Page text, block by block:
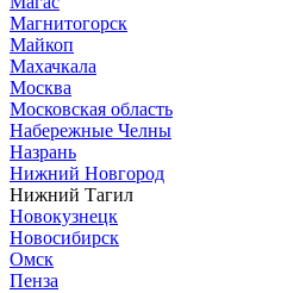
Магнитогорск
Майкоп
Махачкала
Москва
Московская область
Набережные Челны
Назрань
Нижний Новгород
Нижний Тагил
Новокузнецк
Новосибирск
Омск
Пенза